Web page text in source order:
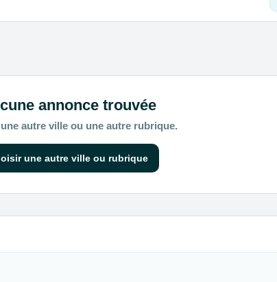
annonce trouvée
autre ville ou une autre rubrique.
une autre ville ou rubrique